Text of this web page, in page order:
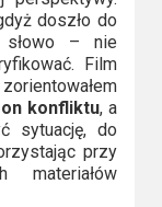
doszło do
słowo – nie
Film
konfliktu, a
sytuację, do
przy